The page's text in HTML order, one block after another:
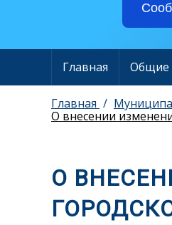
Главная Общие
Главная
О внесении
О